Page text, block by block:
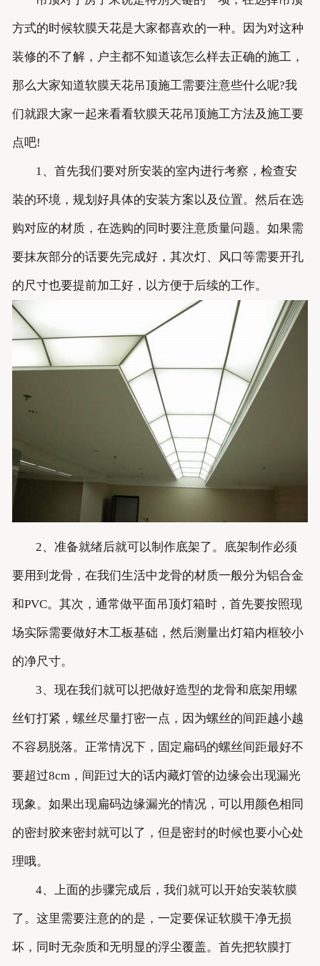
方式的时候软膜天花是大家都喜欢的一种。因为对这种
装修的不了解，户主都不知道该怎么样去正确的施工，
那么大家知道软膜天花吊顶施工需要注意些什么呢?我
们就跟大家一起来看看软膜天花吊顶施工方法及施工要
点吧!
1、首先我们要对所安装的室内进行考察，检查安
装的环境，规划好具体的安装方案以及位置。然后在选
购对应的材质，在选购的同时要注意质量问题。如果需
要抹灰部分的话要先完成好，其次灯、风口等需要开孔
的尺寸也要提前加工好，以方便于后续的工作。
2、准备就绪后就可以制作底架了。底架制作必须
要用到龙骨，在我们生活中龙骨的材质一般分为铝合金
和PVC。其次，通常做平面吊顶灯箱时，首先要按照现
场实际需要做好木工板基础，然后测量出灯箱内框较小
的净尺寸。
3、现在我们就可以把做好造型的龙骨和底架用螺
丝钉打紧，螺丝尽量打密一点，因为螺丝的间距越小越
不容易脱落。正常情况下，固定扁码的螺丝间距最好不
要超过8cm，间距过大的话内藏灯管的边缘会出现漏光
现象。如果出现扁码边缘漏光的情况，可以用颜色相同
的密封胶来密封就可以了，但是密封的时候也要小心处
理哦。
4、上面的步骤完成后，我们就可以开始安装软膜
了。这里需要注意的的是，一定要保证软膜干净无损
坏，同时无杂质和无明显的浮尘覆盖。首先把软膜打